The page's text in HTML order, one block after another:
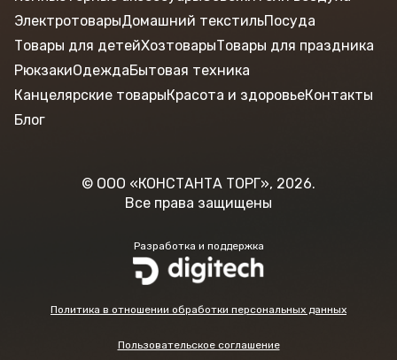
© ООО «КОНСТАНТА ТОРГ», 2026.
Все права защищены
Разработка и поддержка
ЭлектротоварыДомашний текстильПосуда
Товары для детейХозтоварыТовары для праздника
РюкзакиОдеждаБытовая техника
Канцелярские товарыКрасота и здоровьеКонтакты
Блог
Политика в отношении обработки персональных данных
Пользовательское соглашение